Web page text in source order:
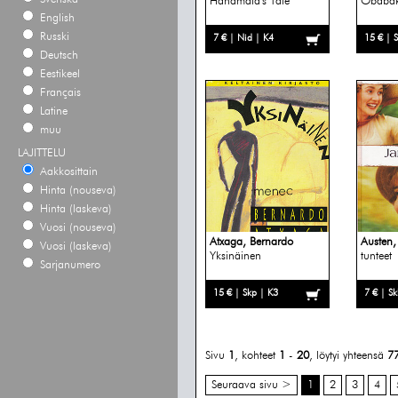
English
Russki
Deutsch
Eestikeel
Français
Latine
muu
LAJITTELU
Aakkosittain
Hinta (nouseva)
Hinta (laskeva)
Vuosi (nouseva)
Vuosi (laskeva)
Sarjanumero
7 € | Nid | K4 15 € |
Atxaga, Bernardo
Yksinäinen
15 € | Skp | K3
tunteet
7 € |
Sivu 1 , kohteet 1 - 20, löytyi yhteensä
Seuraava sivu > 1 2 3 4